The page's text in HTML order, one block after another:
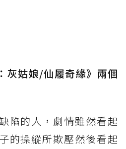
灰姑娘/仙履奇緣》兩個
陷的人，劇情雖然看起
的操縱所欺壓然後看起